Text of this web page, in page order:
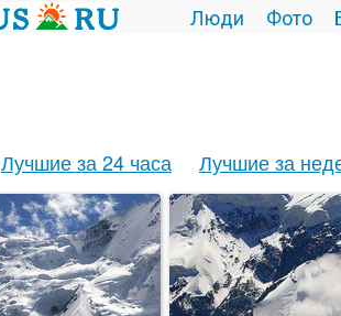
Люди Фото
Лучшие за 24 часа Лучшие за